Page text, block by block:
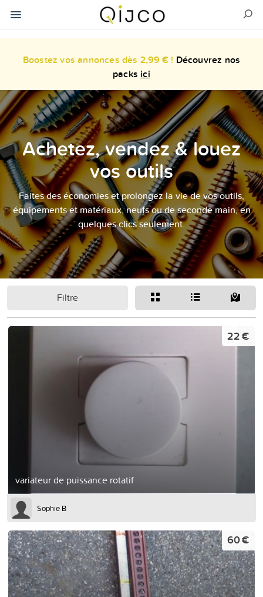
Boostez vos annonces dès 2,99 € ! Découvrez nos
packs ici
Achetez, vendez & louez
vos outils
Faites des économies et prolongez la vie de vos outils,
équipements et matériaux, neufs ou de seconde main, en
quelques clics seulement.
Filtre
variateur de puissance rotatif
22 €
Sophie B
60 €